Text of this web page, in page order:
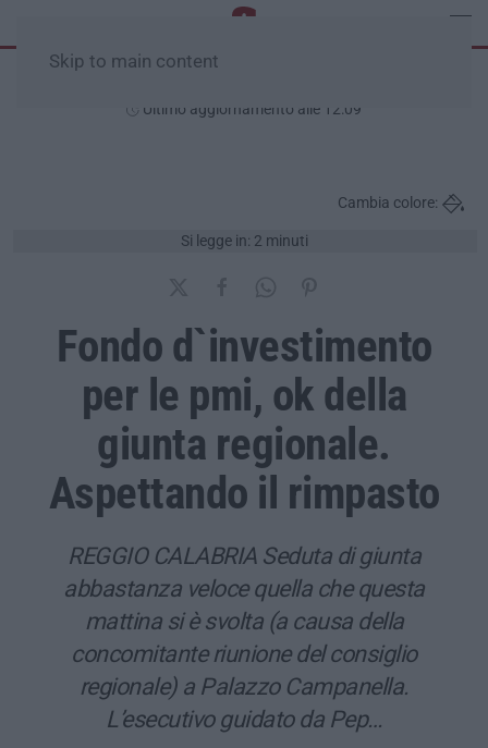
Skip to main content
Ultimo aggiornamento alle 12:09
Si legge in: 2 minuti
Cambia colore:
Fondo d`investimento
per le pmi, ok della
giunta regionale.
Aspettando il rimpasto
REGGIO CALABRIA Seduta di giunta
abbastanza veloce quella che questa
mattina si è svolta (a causa della
concomitante riunione del consiglio
regionale) a Palazzo Campanella.
L’esecutivo guidato da Pep…